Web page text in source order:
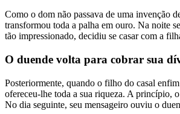
Como o dom não passava de uma invenção
transformou toda a palha em ouro. Na noite
tão impressionado, decidiu se casar com a
O duende volta para cobrar sua
Posteriormente, quando o filho do casal
ofereceu-lhe toda a sua riqueza. A princípio,
No dia seguinte, seu mensageiro ouviu o